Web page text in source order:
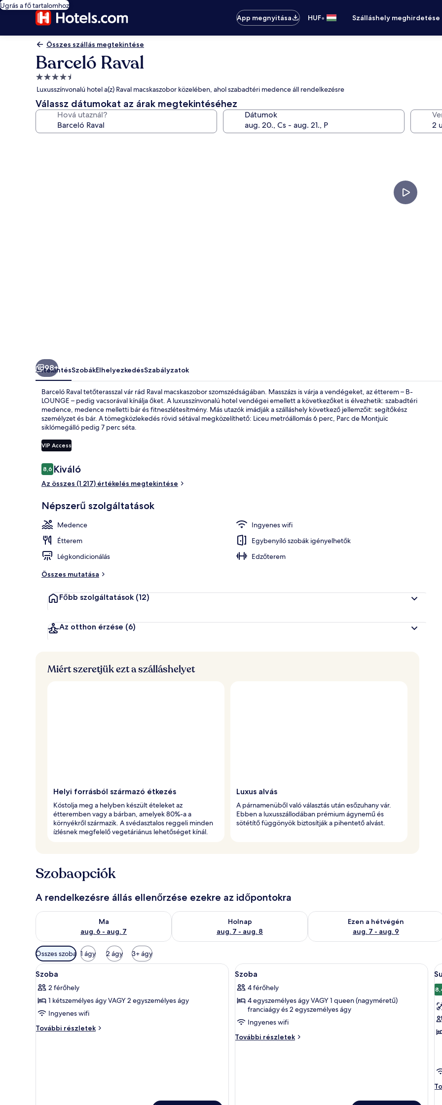
Ugrás a fő tartalomhoz
App megnyitása
HUF• Szálláshely meghirdetése
Összes szállás megtekintése
Barceló Raval
4.5
csillagos
szálláshely
Luxusszínvonalú hotel a(z) Raval macskaszobor közelében, ahol szabadtéri medence áll rendelkezésre
Válassz dátumokat az árak megtekintéséhez
Hová utaznál? Dátumok
Junior
98+
ÁttekintésSzobákElhelyezkedésSzabályzatok
Barceló Raval tetőterasszal vár rád Raval macskaszobor szomszédságában. Masszázs is várja a vendégeket, az étterem – B-
LOUNGE – pedig vacsorával kínálja őket. A luxusszínvonalú hotel vendégei emellett a következőket is élvezhetik: szabadtéri
medence, medence melletti bár és fitneszlétesítmény. Más utazók imádják a szálláshely következő jellemzőit: segítőkész
személyzet és bár. A tömegközlekedés rövid sétával megközelíthető: Liceu metróállomás 6 perc, Parc de Montjuïc
siklómegálló pedig 7 perc séta.
VIP Access
Értékelések
8,68,6 ennyiből: 10
Kiváló
Az összes (1 217) értékelés megtekintése
Népszerű szolgáltatások
Medence
Ingyenes wifi
Étterem
Egybenyíló szobák igényelhetők
Légkondicionálás
Edzőterem
Összes mutatása
Főbb szolgáltatások (12)
Az otthon érzése (6)
Miért szeretjük ezt a szálláshelyet
Helyi forrásból származó étkezés
Kóstolja meg a helyben készült ételeket az
étteremben vagy a bárban, amelyek 80%-a a
környékről származik. A svédasztalos reggeli minden
ízlésnek megfelelő vegetáriánus lehetőséget kínál.
Luxus alvás
A párnamenüből való választás után esőzuhany vár.
Ebben a luxusszállodában prémium ágynemű és
sötétítő függönyök biztosítják a pihentető alvást.
Szobaopciók
A rendelkezésre állás ellenőrzése ezekre az időpontokra
Ma
aug. 6 - aug. 7
A ma esti rendelkezésre állás ellenőrzése: aug. 6 - aug. 7
Holnap
aug. 7 - aug. 8
A holnapi rendelkezésre állás ellenőrzése: aug. 7 - aug. 8
Ezen a hétvégén
aug. 7 - aug. 9
A mostani hétvégi rendelkezésre állás
Szobákhoz
rendelkezésre
álló
Összes szoba 1 ágy 2 ágy 3+ ágy
A
következő
szoba
összes
képének
megtekintése:
Prémium ágynemű, minibár, széf a szobában és íróasztal
6
Szoba
2 férőhely
1 kétszemélyes ágy VAGY 2 egyszemélyes ágy
Ingyenes wifi
További részletek
Szoba
A
következő
szoba
összes
képének
megtekintése:
Szoba
Prémium ágynemű, minibár, széf a
8
Szoba
4 férőhely
4 egyszemélyes ágy VAGY 1 queen (nagyméretű)
franciaágy és 2 egyszemélyes ágy
Ingyenes wifi
További részletek
Szoba
A